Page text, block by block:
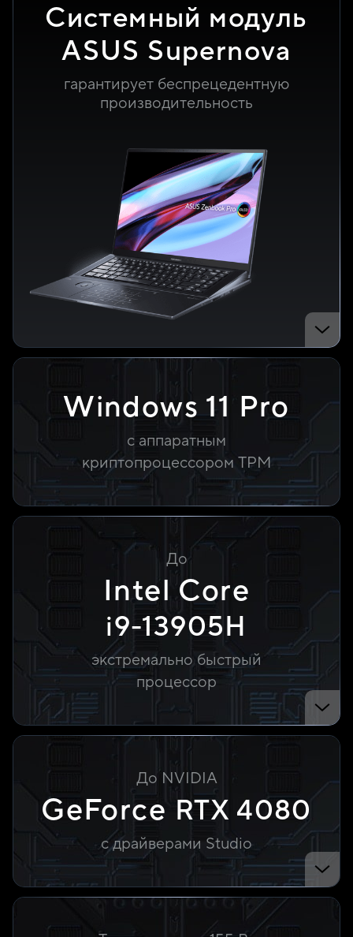
Системный модуль
ASUS Supernova
гарантирует беспрецедентную
производительность
Windows 11 Pro
с аппаратным
криптопроцессором TPM
До
Intel Core
i9-13905H
экстремально быстрый
процессор
До NVIDIA
GeForce RTX 4080
с драйверами Studio